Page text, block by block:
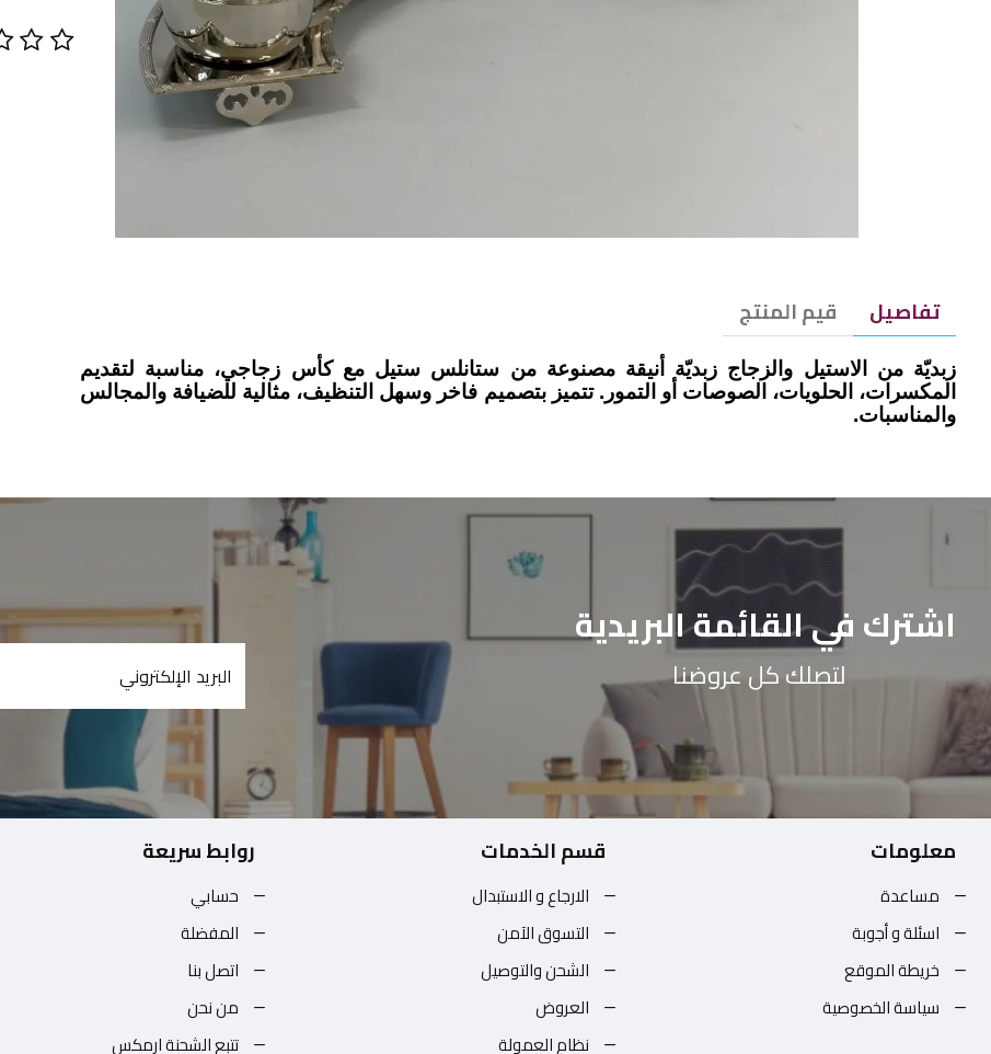
تفاصيل قيم المنتج
زبديّة من الاستيل والزجاج زبديّة أنيقة مصنوعة من ستانلس ستيل مع كأس زجاجي، مناسبة لتقديم
المكسرات، الحلويات، الصوصات أو التمور. تتميز بتصميم فاخر وسهل التنظيف، مثالية للضيافة والمجالس
والمناسبات.
اشترك في القائمة البريدية
لتصلك كل عروضنا
معلومات
مساعدة
اسئلة و أجوبة
خريطة الموقع
سياسة الخصوصية
قسم الخدمات
الارجاع و الاستبدال
التسوق الآمن
الشحن والتوصيل
العروض
نظام العمولة
روابط سريعة
حسابي
المفضلة
اتصل بنا
من نحن
تتبع الشحنة ارمكس